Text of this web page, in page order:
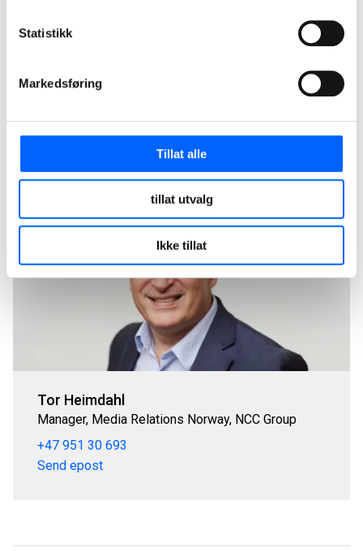
Statistikk
Markedsføring
Tillat alle
tillat utvalg
Ikke tillat
Isak Eikeland
+47 915 67 018
Tor Heimdahl
Manager, Media Relations Norway, NCC Group
+47 951 30 693
Send epost